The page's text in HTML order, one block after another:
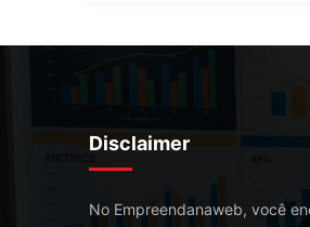
Disclaimer
No Empreendanaweb, você